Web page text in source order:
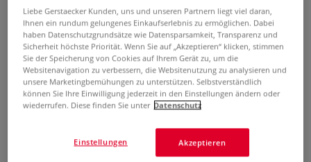
Clairefontaine Manga Starter Set,
A5
0 Bewertungen
vorgedruckten Zeichenblättern, alkoholbasierten Markern
und schwarzem Liner für Skizzen, Linien und Kolorierung.
Liebe Gerstaecker Kunden, uns und unseren Partnern liegt viel daran,
Ihnen ein rundum gelungenes Einkaufserlebnis zu ermöglichen. Dabei
haben Datenschutzgrundsätze wie Datensparsamkeit, Transparenz und
Sicherheit höchste Priorität. Wenn Sie auf „Akzeptieren“ klicken, stimmen
Sie der Speicherung von Cookies auf Ihrem Gerät zu, um die
Websitenavigation zu verbessern, die Websitenutzung zu analysieren und
unsere Marketingbemühungen zu unterstützen. Selbstverständlich
können Sie Ihre Einwilligung jederzeit in den Einstellungen ändern oder
wiederrufen. Diese finden Sie unter Datenschutz
Akzeptieren
Einstellungen